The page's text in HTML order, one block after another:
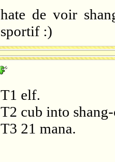
hate de voir
sportif :)
T1 elf.
T2 cub into
T3 21 mana.